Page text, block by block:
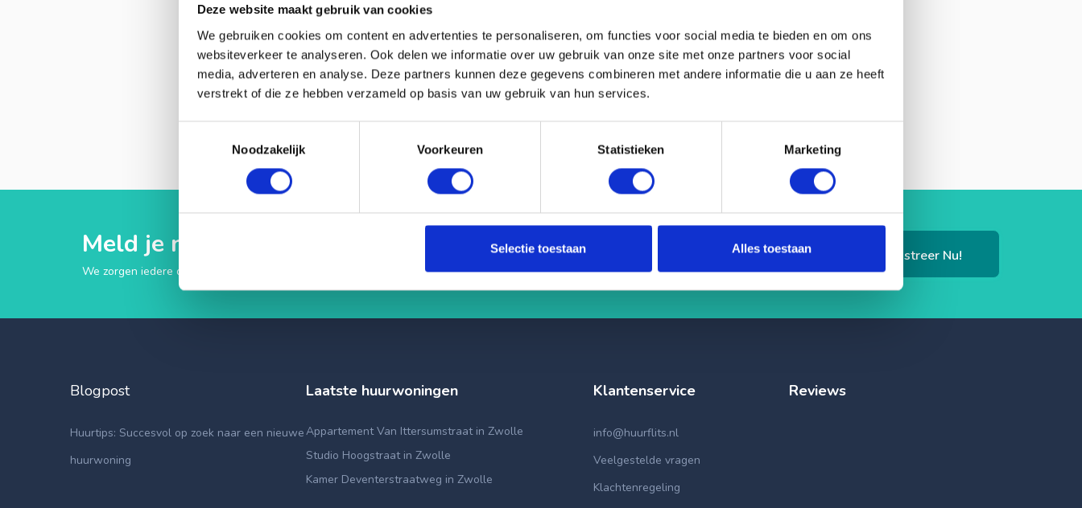
Deze website maakt gebruik van cookies
We gebruiken cookies om content en advertenties te personaliseren, om functies voor social media te bieden en om ons
websiteverkeer te analyseren. Ook delen we informatie over uw gebruik van onze site met onze partners voor social
media, adverteren en analyse. Deze partners kunnen deze gegevens combineren met andere informatie die u aan ze heeft
verstrekt of die ze hebben verzameld op basis van uw gebruik van hun services.
Noodzakelijk
Voorkeuren Statistieken Marketing
Selectie toestaan Alles toestaan
Onthouden Wachtwoord vergeten?
Meld je nu aan op Huurflits
We zorgen iedere dag voor nieuw aanbod in heel Nederland zodat je snel een geschikte huurwoning hebt gevonden!
Registreer Nu!
Blogpost
Huurtips: Succesvol op zoek naar een nieuwe
huurwoning
Laatste huurwoningen
Appartement Van Ittersumstraat in Zwolle
Studio Hoogstraat in Zwolle
Kamer Deventerstraatweg in Zwolle
Klantenservice
info@huurflits.nl
Veelgestelde vragen
Klachtenregeling
Reviews